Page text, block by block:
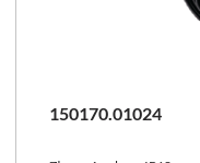
150170.01024